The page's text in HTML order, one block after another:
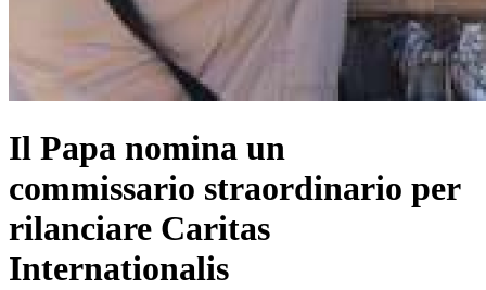
Il Papa nomina un
commissario straordinario per
rilanciare Caritas
Internationalis